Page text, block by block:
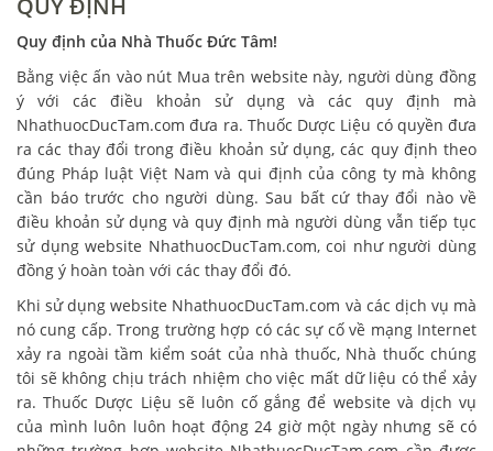
QUY ĐỊNH
Quy định của Nhà Thuốc Đức Tâm!
Bằng việc ấn vào nút Mua trên website này, người dùng đồng
ý với các điều khoản sử dụng và các quy định mà
NhathuocDucTam.com đưa ra. Thuốc Dược Liệu có quyền đưa
ra các thay đổi trong điều khoản sử dụng, các quy định theo
đúng Pháp luật Việt Nam và qui định của công ty mà không
cần báo trước cho người dùng. Sau bất cứ thay đổi nào về
điều khoản sử dụng và quy định mà người dùng vẫn tiếp tục
sử dụng website NhathuocDucTam.com, coi như người dùng
đồng ý hoàn toàn với các thay đổi đó.
Khi sử dụng website NhathuocDucTam.com và các dịch vụ mà
nó cung cấp. Trong trường hợp có các sự cố về mạng Internet
xảy ra ngoài tầm kiểm soát của nhà thuốc, Nhà thuốc chúng
tôi sẽ không chịu trách nhiệm cho việc mất dữ liệu có thể xảy
ra. Thuốc Dược Liệu sẽ luôn cố gắng để website và dịch vụ
của mình luôn luôn hoạt động 24 giờ một ngày nhưng sẽ có